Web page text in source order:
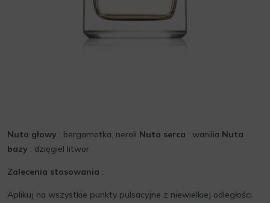
Nuta głowy : bergamotka, neroli Nuta serca : wanilia Nuta
bazy : dzięgiel litwor
Zalecenia stosowania :
Aplikuj na wszystkie punkty pulsacyjne z niewielkiej odległości.